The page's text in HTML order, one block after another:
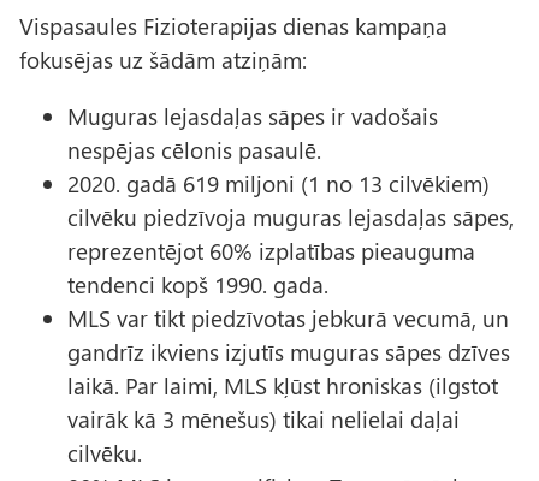
Vispasaules Fizioterapijas dienas kampaņa
fokusējas uz šādām atziņām:
Muguras lejasdaļas sāpes ir vadošais
nespējas cēlonis pasaulē.
2020. gadā 619 miljoni (1 no 13 cilvēkiem)
cilvēku piedzīvoja muguras lejasdaļas sāpes,
reprezentējot 60% izplatības pieauguma
tendenci kopš 1990. gada.
MLS var tikt piedzīvotas jebkurā vecumā, un
gandrīz ikviens izjutīs muguras sāpes dzīves
laikā. Par laimi, MLS kļūst hroniskas (ilgstot
vairāk kā 3 mēnešus) tikai nelielai daļai
cilvēku.